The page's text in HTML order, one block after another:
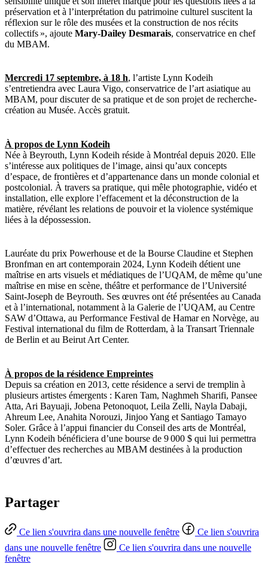
préservation et à l’interprétation du patrimoine culturel suscitent la
réflexion sur le rôle des musées et la construction de nos récits
collectifs », ajoute Mary-Dailey Desmarais, conservatrice en chef
du MBAM.
Mercredi 17 septembre, à 18 h, l’artiste Lynn Kodeih
s’entretiendra avec Laura Vigo, conservatrice de l’art asiatique au
MBAM, pour discuter de sa pratique et de son projet de recherche-
création au Musée. Accès gratuit.
À propos de Lynn Kodeih
Née à Beyrouth, Lynn Kodeih réside à Montréal depuis 2020. Elle
s’intéresse aux politiques de l’image, ainsi qu’aux concepts
d’espace, de frontières et d’appartenance dans un monde colonial et
postcolonial. À travers sa pratique, qui mêle photographie, vidéo et
installation, elle explore l’effacement et la déconstruction de la
matière, révélant les relations de pouvoir et la violence systémique
liées à la dépossession.
Lauréate du prix Powerhouse et de la Bourse Claudine et Stephen
Bronfman en art contemporain 2024, Lynn Kodeih détient une
maîtrise en arts visuels et médiatiques de l’UQAM, de même qu’une
maîtrise en mise en scène, théâtre et performance de l’Université
Saint-Joseph de Beyrouth. Ses œuvres ont été présentées au Canada
et à l’international, notamment à la Galerie de l’UQAM, au Centre
SAW d’Ottawa, au Performance Festival de Hamar en Norvège, au
Festival international du film de Rotterdam, à la Transart Triennale
de Berlin et au Beirut Art Center.
À propos de la résidence Empreintes
Depuis sa création en 2013, cette résidence a servi de tremplin à
plusieurs artistes émergents : Karen Tam, Naghmeh Sharifi, Pansee
Atta, Ari Bayuaji, Jobena Petonoquot, Leila Zelli, Nayla Dabaji,
Ahreum Lee, Anahita Norouzi, Jinjoo Yang et Santiago Tamayo
Soler. Grâce à l’appui financier du Conseil des arts de Montréal,
Lynn Kodeih bénéficiera d’une bourse de 9 000 $ qui lui permettra
d’effectuer des recherches au MBAM destinées à la production
d’œuvres d’art.
Partager
Ce lien s'ouvrira dans une nouvelle fenêtre
Ce lien s'ouvrira
dans une nouvelle fenêtre
Ce lien s'ouvrira dans une nouvelle
fenêtre